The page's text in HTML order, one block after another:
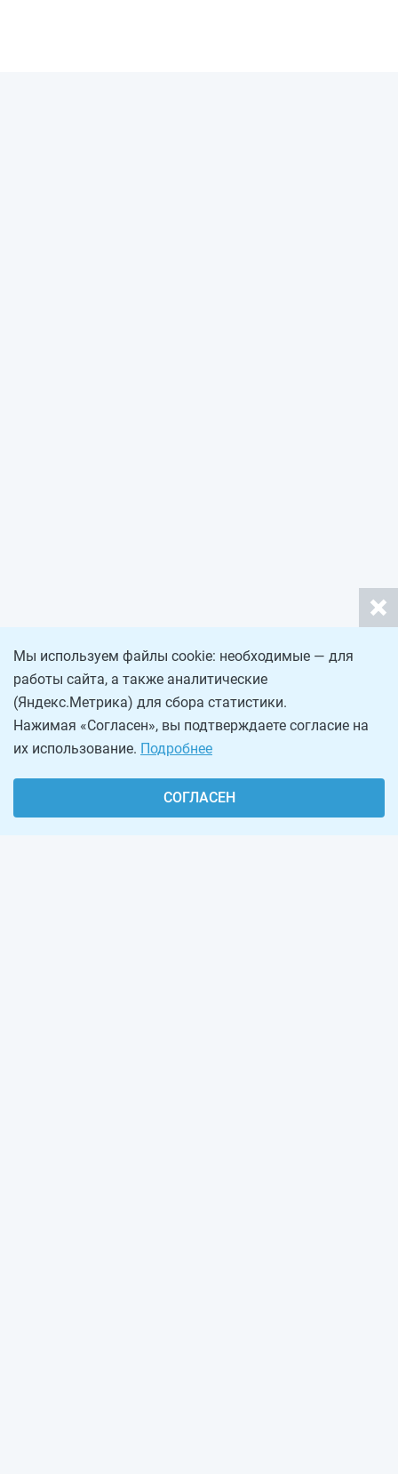
Мы используем файлы cookie: необходимые — для
работы сайта, а также аналитические
(Яндекс.Метрика) для сбора статистики.
Нажимая «Согласен», вы подтверждаете согласие на
их использование. Подробнее
СОГЛАСЕН